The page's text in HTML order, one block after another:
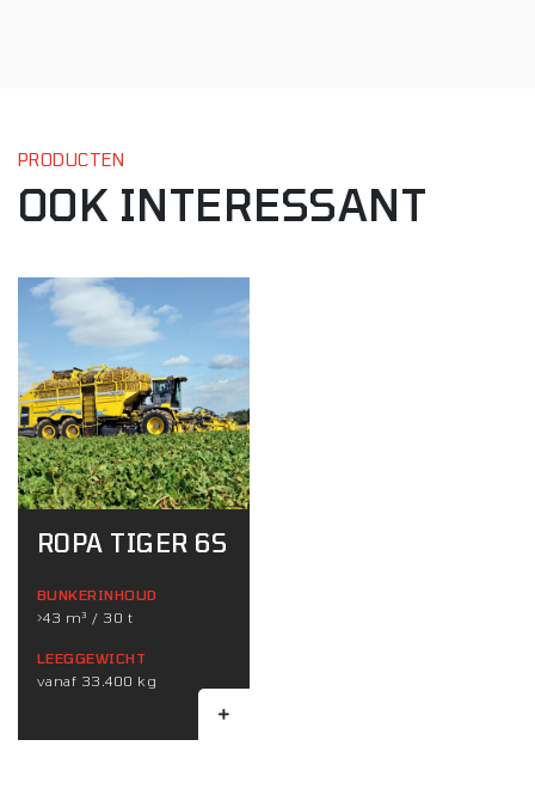
PRODUCTEN
OOK INTERESSANT
ROPA TIGER 6S
BUNKERINHOUD
>43 m³ / 30 t
LEEGGEWICHT
vanaf 33.400 kg